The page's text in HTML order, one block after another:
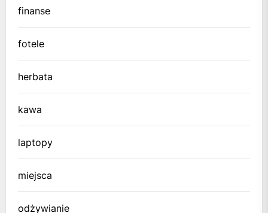
finanse
fotele
herbata
kawa
laptopy
miejsca
odżywianie